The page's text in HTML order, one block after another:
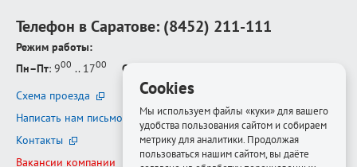
Телефон в Саратове: (8452) 211-111
Режим работы:
Пн–Пт: 900 .. 1700 Сб–Вс
Схема проезда
Написать нам письмо
Контакты
Вакансии компании
Cookies
Мы используем файлы «куки» для вашего
удобства пользования сайтом и собираем
метрику для аналитики. Продолжая
пользоваться нашим сайтом, вы даёте